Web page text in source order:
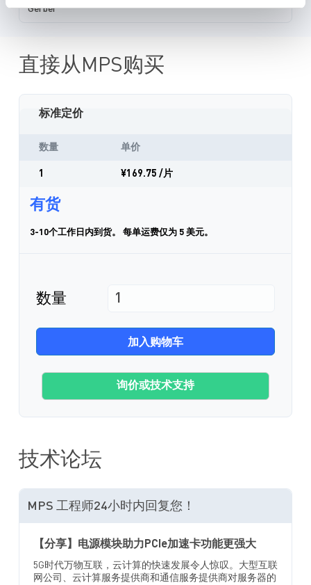
Gerber
直接从MPS购买
标准定价
数量 单价
1 ¥169.75 /片
有货
3-10个工作日内到货。 每单运费仅为 5 美元。
数量
加入购物车
询价或技术支持
技术论坛
MPS 工程师24小时内回复您！
【分享】电源模块助力PCIe加速卡功能更强大
5G时代万物互联，云计算的快速发展令人惊叹。大型互联
网公司、云计算服务提供商和通信服务提供商对服务器的